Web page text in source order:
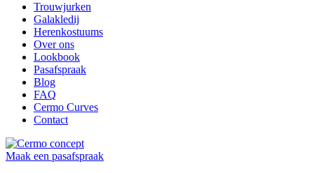
Trouwjurken
Galakledij
Herenkostuums
Over ons
Lookbook
Pasafspraak
Blog
FAQ
Cermo Curves
Contact
Maak een pasafspraak